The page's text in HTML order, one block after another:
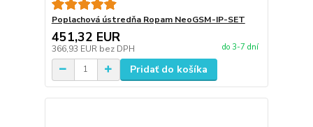
Poplachová ústredňa Ropam NeoGSM-IP-SET
451,32 EUR
366,93 EUR bez DPH do 3-7 dní
Pridať do košíka